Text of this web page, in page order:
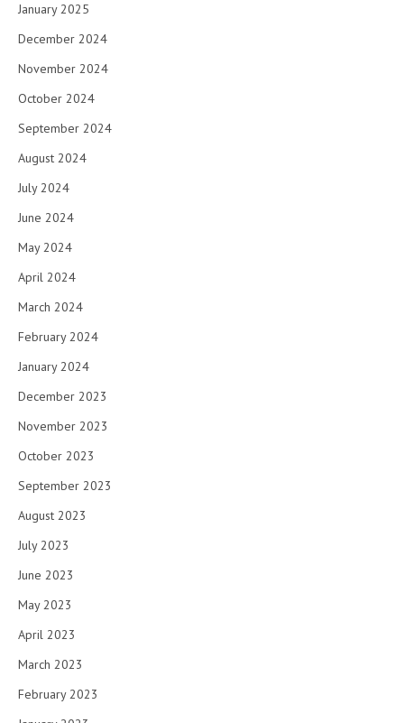
January 2025
December 2024
November 2024
October 2024
September 2024
August 2024
July 2024
June 2024
May 2024
April 2024
March 2024
February 2024
January 2024
December 2023
November 2023
October 2023
September 2023
August 2023
July 2023
June 2023
May 2023
April 2023
March 2023
February 2023